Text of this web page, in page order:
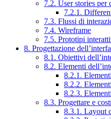
7.2. User stories per
7.2.1.
7.3. Flussi di
7.4. Wireframe
7.5. Prototipi
8. Progettazione
8.1. Obiettivi
8.2. Elementi
8.2.1.
8.2.2.
8.2.3.
8.3. Progettare e
8.3.1. Layout